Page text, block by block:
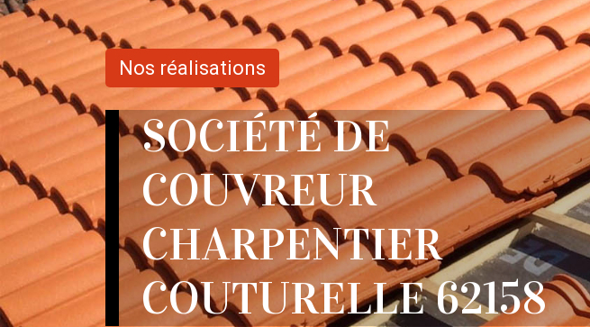
Nos réalisations
SOCIÉTÉ DE
COUVREUR
CHARPENTIER
COUTURELLE 62158